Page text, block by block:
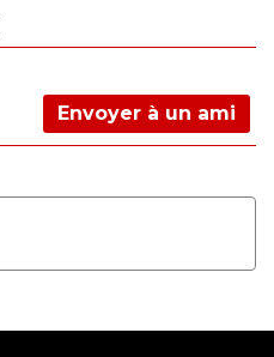
Envoyer à un ami